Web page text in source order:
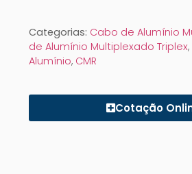
Categorias: Cabo de Alumínio
de Alumínio Multiplexado Triplex,
Alumínio, CMR
Cotação